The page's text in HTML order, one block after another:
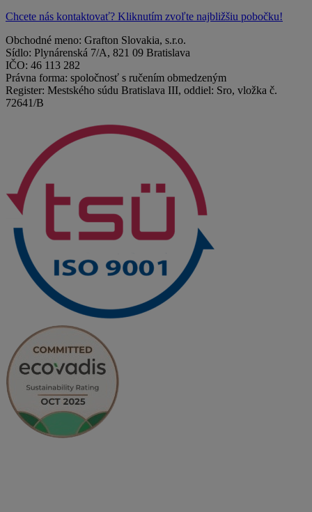
Chcete nás kontaktovať? Kliknutím zvoľte najbližšiu pobočku!
Obchodné meno: Grafton Slovakia, s.r.o.
Sídlo: Plynárenská 7/A, 821 09 Bratislava
IČO: 46 113 282
Právna forma: spoločnosť s ručením obmedzeným
Register: Mestského súdu Bratislava III, oddiel: Sro, vložka č.
72641/B